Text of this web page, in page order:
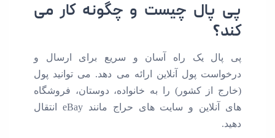
چیست و چگونه کار می
یک راه آسان و سریع برای ارسال و
پول آنلاین ارائه می دهد. می توانید پول
از کشور) را به خانواده، دوستان، فروشگاه
های آنلاین و سایت های حراج مانند eBay انتقال